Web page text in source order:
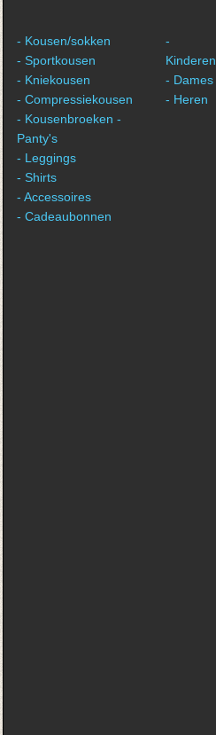
- Kousen/sokken
- Sportkousen
- Kniekousen
- Compressiekousen
- Kousenbroeken -
Panty's
- Leggings
- Shirts
- Accessoires
- Cadeaubonnen
-
Kinderen
- Dames
- Heren